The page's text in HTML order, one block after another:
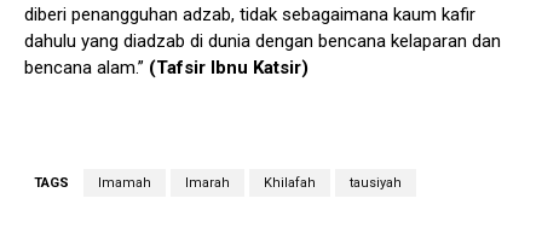
diberi penangguhan adzab, tidak sebagaimana kaum kafir
dahulu yang diadzab di dunia dengan bencana kelaparan dan
bencana alam.” (Tafsir Ibnu Katsir)
TAGS Imamah Imarah Khilafah tausiyah